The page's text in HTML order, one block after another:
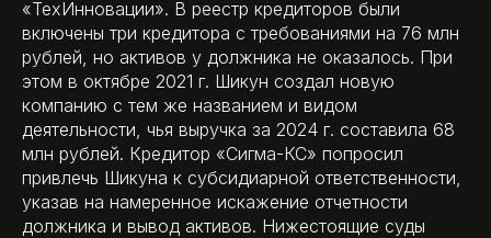
«ТехИнновации». В реестр кредиторов были
включены три кредитора с требованиями на 76 млн
рублей, но активов у должника не оказалось. При
этом в октябре 2021 г. Шикун создал новую
компанию с тем же названием и видом
деятельности, чья выручка за 2024 г. составила 68
млн рублей. Кредитор «Сигма-КС» попросил
привлечь Шикуна к субсидиарной ответственности,
указав на намеренное искажение отчетности
должника и вывод активов. Нижестоящие суды